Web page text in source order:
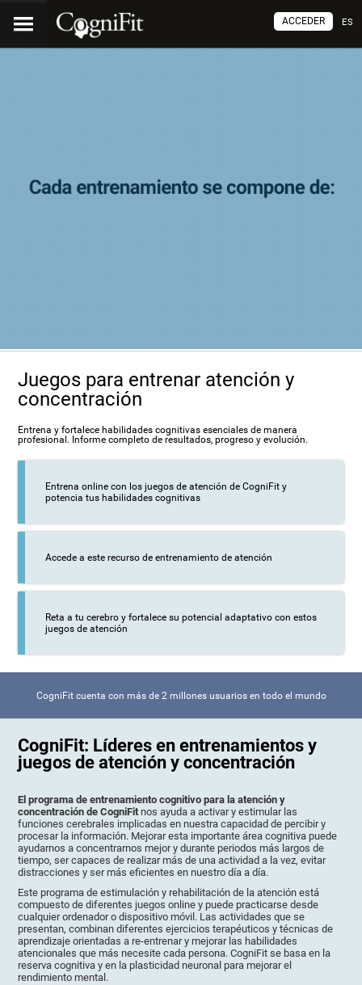
ES
ACCEDER
Juegos para entrenar atención y
concentración
Entrena y fortalece habilidades cognitivas esenciales de manera
profesional. Informe completo de resultados, progreso y evolución.
Entrena online con los juegos de atención de CogniFit y
potencia tus habilidades cognitivas
Accede a este recurso de entrenamiento de atención
Reta a tu cerebro y fortalece su potencial adaptativo con estos
juegos de atención
CogniFit cuenta con más de 2 millones usuarios en todo el mundo
CogniFit: Líderes en entrenamientos y
juegos de atención y concentración
El programa de entrenamiento cognitivo para la atención y
concentración de CogniFit nos ayuda a activar y estimular las
funciones cerebrales implicadas en nuestra capacidad de percibir y
procesar la información. Mejorar esta importante área cognitiva puede
ayudarnos a concentrarnos mejor y durante periodos más largos de
tiempo, ser capaces de realizar más de una actividad a la vez, evitar
distracciones y ser más eficientes en nuestro día a día.
Este programa de estimulación y rehabilitación de la atención está
compuesto de diferentes juegos online y puede practicarse desde
cualquier ordenador o dispositivo móvil. Las actividades que se
presentan, combinan diferentes ejercicios terapéuticos y técnicas de
aprendizaje orientadas a re-entrenar y mejorar las habilidades
atencionales que más necesite cada persona. CogniFit se basa en la
reserva cognitiva y en la plasticidad neuronal para mejorar el
rendimiento mental.